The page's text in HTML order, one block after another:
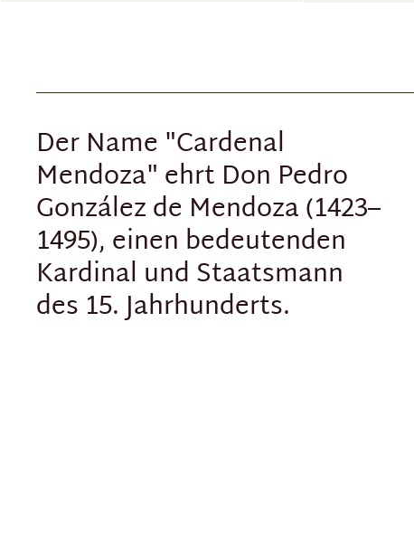
Der Name "Cardenal
Mendoza" ehrt Don Pedro
González de Mendoza (1423–
1495), einen bedeutenden
Kardinal und Staatsmann
des 15. Jahrhunderts.